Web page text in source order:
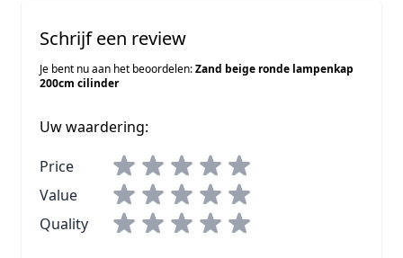
Schrijf een review
Je bent nu aan het beoordelen:Zand beige ronde lampenkap
200cm cilinder
Uw waardering:
Price
Value
Quality